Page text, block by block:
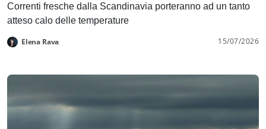
Correnti fresche dalla Scandinavia porteranno ad un tanto
atteso calo delle temperature
Elena Rava 15/07/2026